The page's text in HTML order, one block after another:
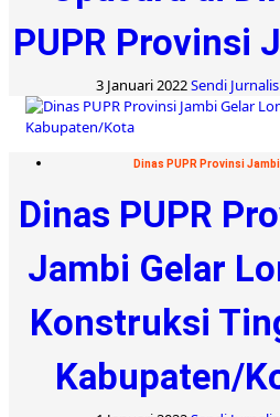
PUPR Provinsi
3 Januari 2022Sendi Jurnalis
Dinas PUPR Provinsi Jambi
Dinas PUPR
Jambi Gelar
Konstruksi
Kabupaten/